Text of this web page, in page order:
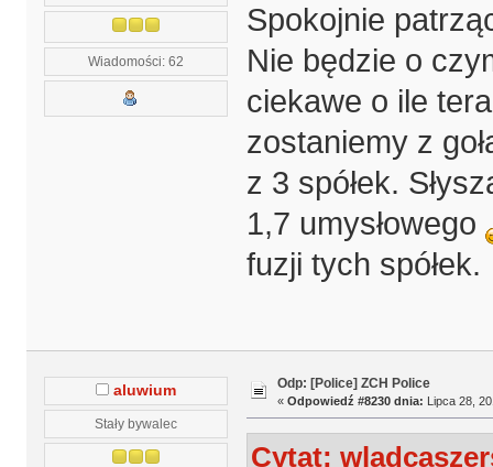
Wiadomości: 62
Spokojnie
Nie będzie o
ciekawe o ile
zostaniemy z
z 3 spółek.
1,7 umysłowego
fuzji tych spółek.
aluwium
Stały bywalec
Odp: [Police] ZCH Police
« Odpowiedź #8230 dnia: Lipca 28,
Cytat: